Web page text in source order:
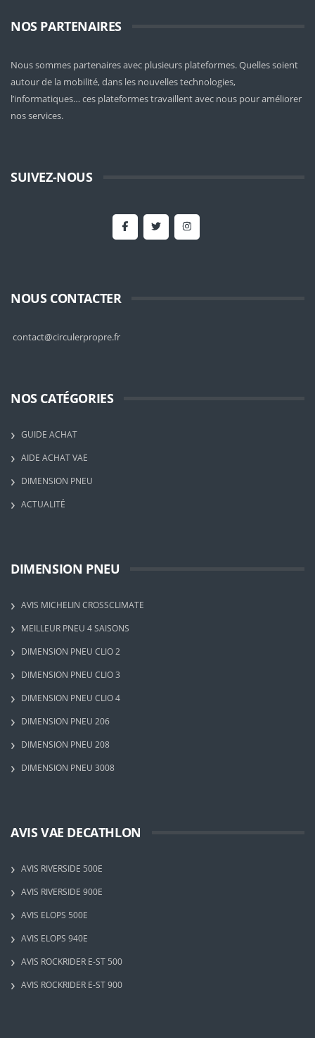
NOS PARTENAIRES
Nous sommes partenaires avec plusieurs plateformes. Quelles soient
autour de la mobilité, dans les nouvelles technologies,
l’informatiques… ces plateformes travaillent avec nous pour améliorer
nos services.
SUIVEZ-NOUS
NOUS CONTACTER
contact@circulerpropre.fr
NOS CATÉGORIES
GUIDE ACHAT
AIDE ACHAT VAE
DIMENSION PNEU
ACTUALITÉ
DIMENSION PNEU
AVIS MICHELIN CROSSCLIMATE
MEILLEUR PNEU 4 SAISONS
DIMENSION PNEU CLIO 2
DIMENSION PNEU CLIO 3
DIMENSION PNEU CLIO 4
DIMENSION PNEU 206
DIMENSION PNEU 208
DIMENSION PNEU 3008
AVIS VAE DECATHLON
AVIS RIVERSIDE 500E
AVIS RIVERSIDE 900E
AVIS ELOPS 500E
AVIS ELOPS 940E
AVIS ROCKRIDER E-ST 500
AVIS ROCKRIDER E-ST 900